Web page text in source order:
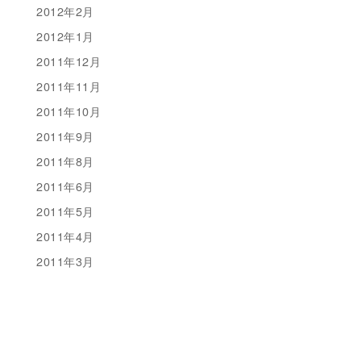
2012年2月
2012年1月
2011年12月
2011年11月
2011年10月
2011年9月
2011年8月
2011年6月
2011年5月
2011年4月
2011年3月